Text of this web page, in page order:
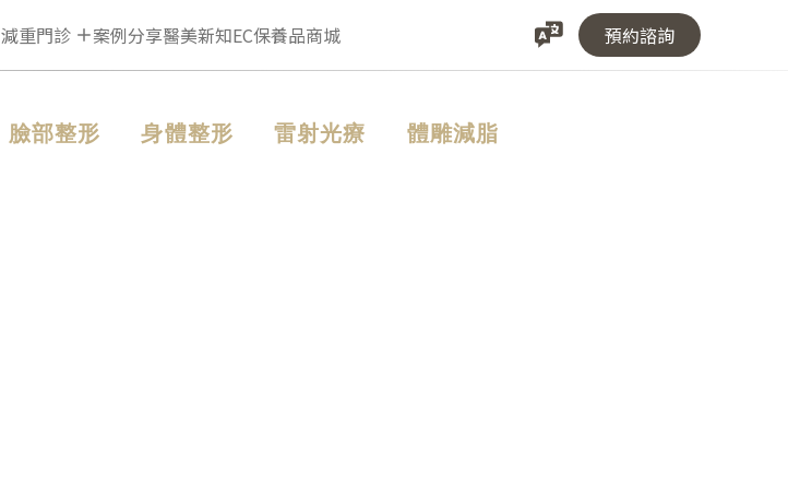
減重門診 案例分享醫美新知EC保養品商城 預約諮詢
臉部整形 身體整形 雷射光療 體雕減脂